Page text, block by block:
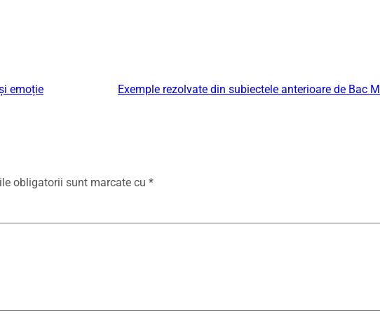
emoție Exemple rezolvate din subiectele anterioare de Bac
obligatorii sunt marcate cu *